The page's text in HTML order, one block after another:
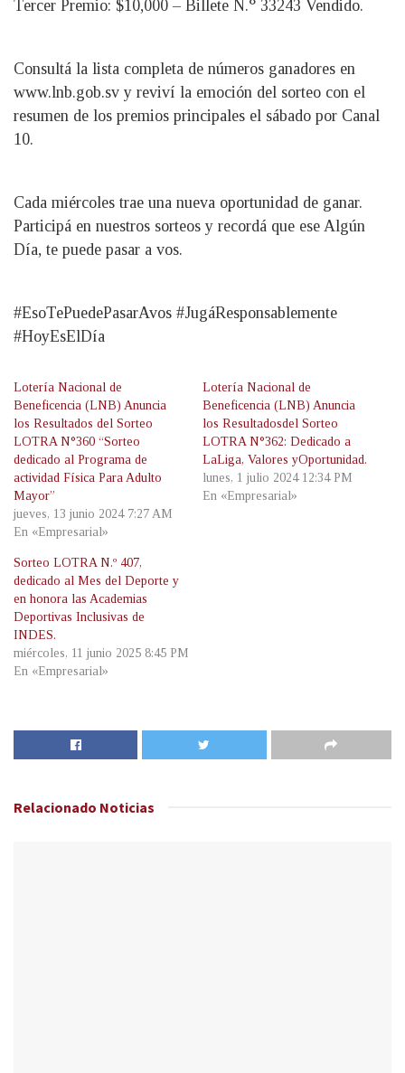
Tercer Premio: $10,000 – Billete N.° 33243 Vendido.
Consultá la lista completa de números ganadores en
www.lnb.gob.sv y reviví la emoción del sorteo con el
resumen de los premios principales el sábado por Canal
10.
Cada miércoles trae una nueva oportunidad de ganar.
Participá en nuestros sorteos y recordá que ese Algún
Día, te puede pasar a vos.
#EsoTePuedePasarAvos #JugáResponsablemente
#HoyEsElDía
Lotería Nacional de
Beneficencia (LNB) Anuncia
los Resultados del Sorteo
LOTRA N°360 “Sorteo
dedicado al Programa de
actividad Física Para Adulto
Mayor”
jueves, 13 junio 2024 7:27 AM
En «Empresarial»
Lotería Nacional de
Beneficencia (LNB) Anuncia
los Resultadosdel Sorteo
LOTRA N°362: Dedicado a
LaLiga, Valores yOportunidad.
lunes, 1 julio 2024 12:34 PM
En «Empresarial»
Sorteo LOTRA N.º 407,
dedicado al Mes del Deporte y
en honora las Academias
Deportivas Inclusivas de
INDES.
miércoles, 11 junio 2025 8:45 PM
En «Empresarial»
Relacionado Noticias